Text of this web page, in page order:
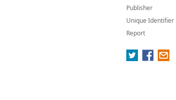
Publisher
Unique Identifier
Report